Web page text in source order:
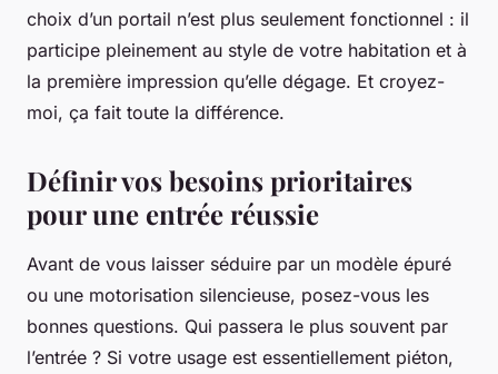
choix d’un portail n’est plus seulement fonctionnel : il
participe pleinement au style de votre habitation et à
la première impression qu’elle dégage. Et croyez-
moi, ça fait toute la différence.
Définir vos besoins prioritaires
pour une entrée réussie
Avant de vous laisser séduire par un modèle épuré
ou une motorisation silencieuse, posez-vous les
bonnes questions. Qui passera le plus souvent par
l’entrée ? Si votre usage est essentiellement piéton,